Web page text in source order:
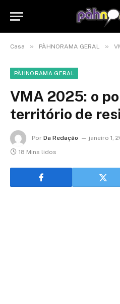
Casa » PÀHNORAMA GERAL »
PÀHNORAMA GERAL
VMA 2025: o
território de
Por Da Redação janeiro 1,
18 Mins lidos